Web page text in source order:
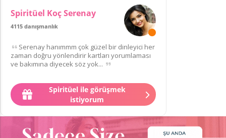
Spiritüel Koç Serenay
4115 danışmanlık
18 müşteriden
Serenay hanımmm çok güzel bir dinleyici her
zaman doğru yönlendirir kartları yorumlaması
ve bakımına diyecek söz yok...
Spiritüel ile görüşmek
istiyorum